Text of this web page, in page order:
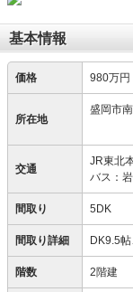
基本情報
価格 980万円
所在地
盛岡市
交通
JR東北
バス：
間取り 5DK
間取り詳細 DK9.5
階数 2階建